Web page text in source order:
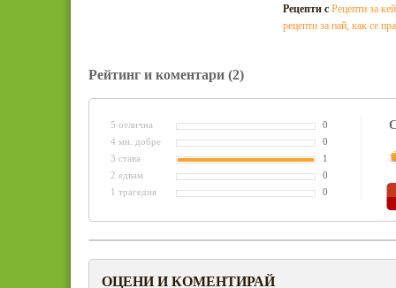
Рецепти с Рецепти за
рецепти за пай, как се
Рейтинг и коментари (2)
5 отлична
0
4 мн. добре
0
3 става
1
2 едвам
0
1 трагедия
0
ОЦЕНИ И КОМЕНТИРАЙ